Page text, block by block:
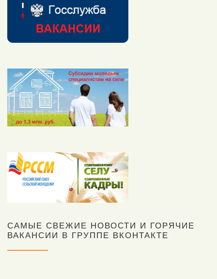
САМЫЕ СВЕЖИЕ НОВОСТИ И ГОРЯЧИЕ
ВАКАНСИИ В ГРУППЕ ВКОНТАКТЕ